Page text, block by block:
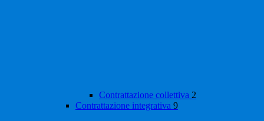
Contrattazione collettiva 2
Contrattazione integrativa 9